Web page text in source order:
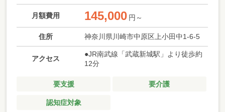
月額費用 145,000 円～
住所 神奈川県川崎市中原区上小田中1-6-5
アクセス
●JR南武線「武蔵新城駅」より徒歩約
12分
要支援 要介護
認知症対象